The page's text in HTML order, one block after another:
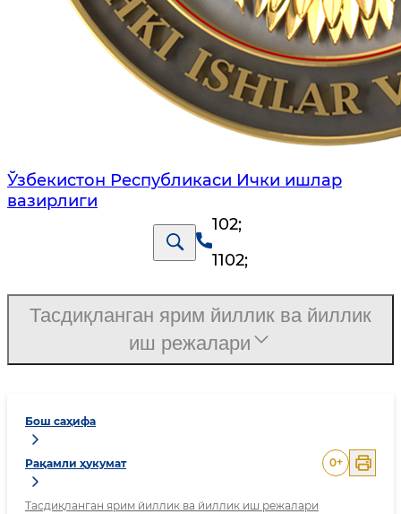
Ўзбекистон Республикаси Ички ишлар
вазирлиги
102;
1102;
Бош саҳифа
Рақамли ҳукумат
Тасдиқланган ярим йиллик ва йиллик иш режалари
0+
Тасдиқланган ярим йиллик ва йиллик
иш режалари